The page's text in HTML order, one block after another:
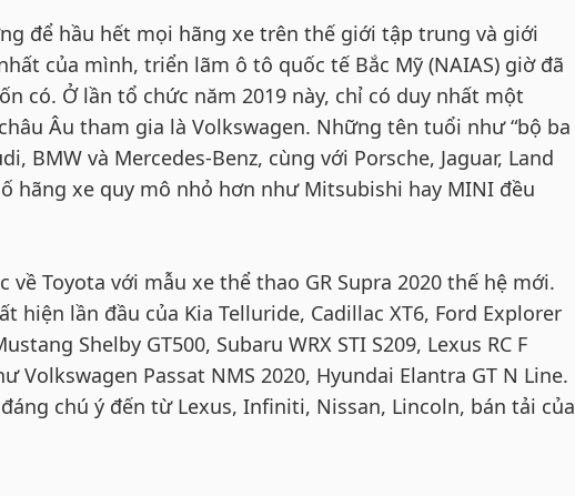
để hầu hết mọi hãng xe trên thế giới tập trung và giới
của mình, triển lãm ô tô quốc tế Bắc Mỹ (NAIAS) giờ đã
có. Ở lần tổ chức năm 2019 này, chỉ có duy nhất một
Âu tham gia là Volkswagen. Những tên tuổi như “bộ ba
BMW và Mercedes-Benz, cùng với Porsche, Jaguar, Land
hãng xe quy mô nhỏ hơn như Mitsubishi hay MINI đều
về Toyota với mẫu xe thể thao GR Supra 2020 thế hệ mới.
hiện lần đầu của Kia Telluride, Cadillac XT6, Ford Explorer
Shelby GT500, Subaru WRX STI S209, Lexus RC F
Volkswagen Passat NMS 2020, Hyundai Elantra GT N Line.
chú ý đến từ Lexus, Infiniti, Nissan, Lincoln, bán tải của